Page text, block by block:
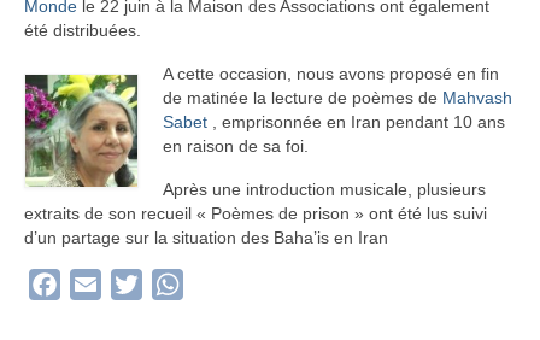
Monde le 22 juin à la Maison des Associations ont également
été distribuées.
A cette occasion, nous avons proposé en fin
de matinée la lecture de poèmes de Mahvash
Sabet , emprisonnée en Iran pendant 10 ans
en raison de sa foi.
Après une introduction musicale, plusieurs
extraits de son recueil « Poèmes de prison » ont été lus suivi
d’un partage sur la situation des Baha’is en Iran
Facebook
Email Twitter